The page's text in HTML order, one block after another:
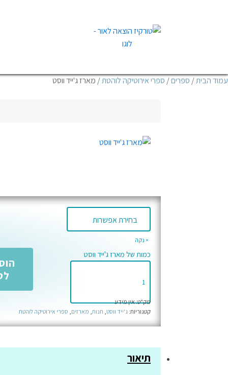
עמוד הבית/ ספרים/ ספרי אירוטיקה לוהטת/ מארז ג'ייד ווסט
נקה
כמות של מארז ג'ייד ווסט
מק"ט:אין מידע
קטגוריות: ג'ייד ווסט, חנות, מארזים, ספרי אירוטיקה לוהטת
תיאור